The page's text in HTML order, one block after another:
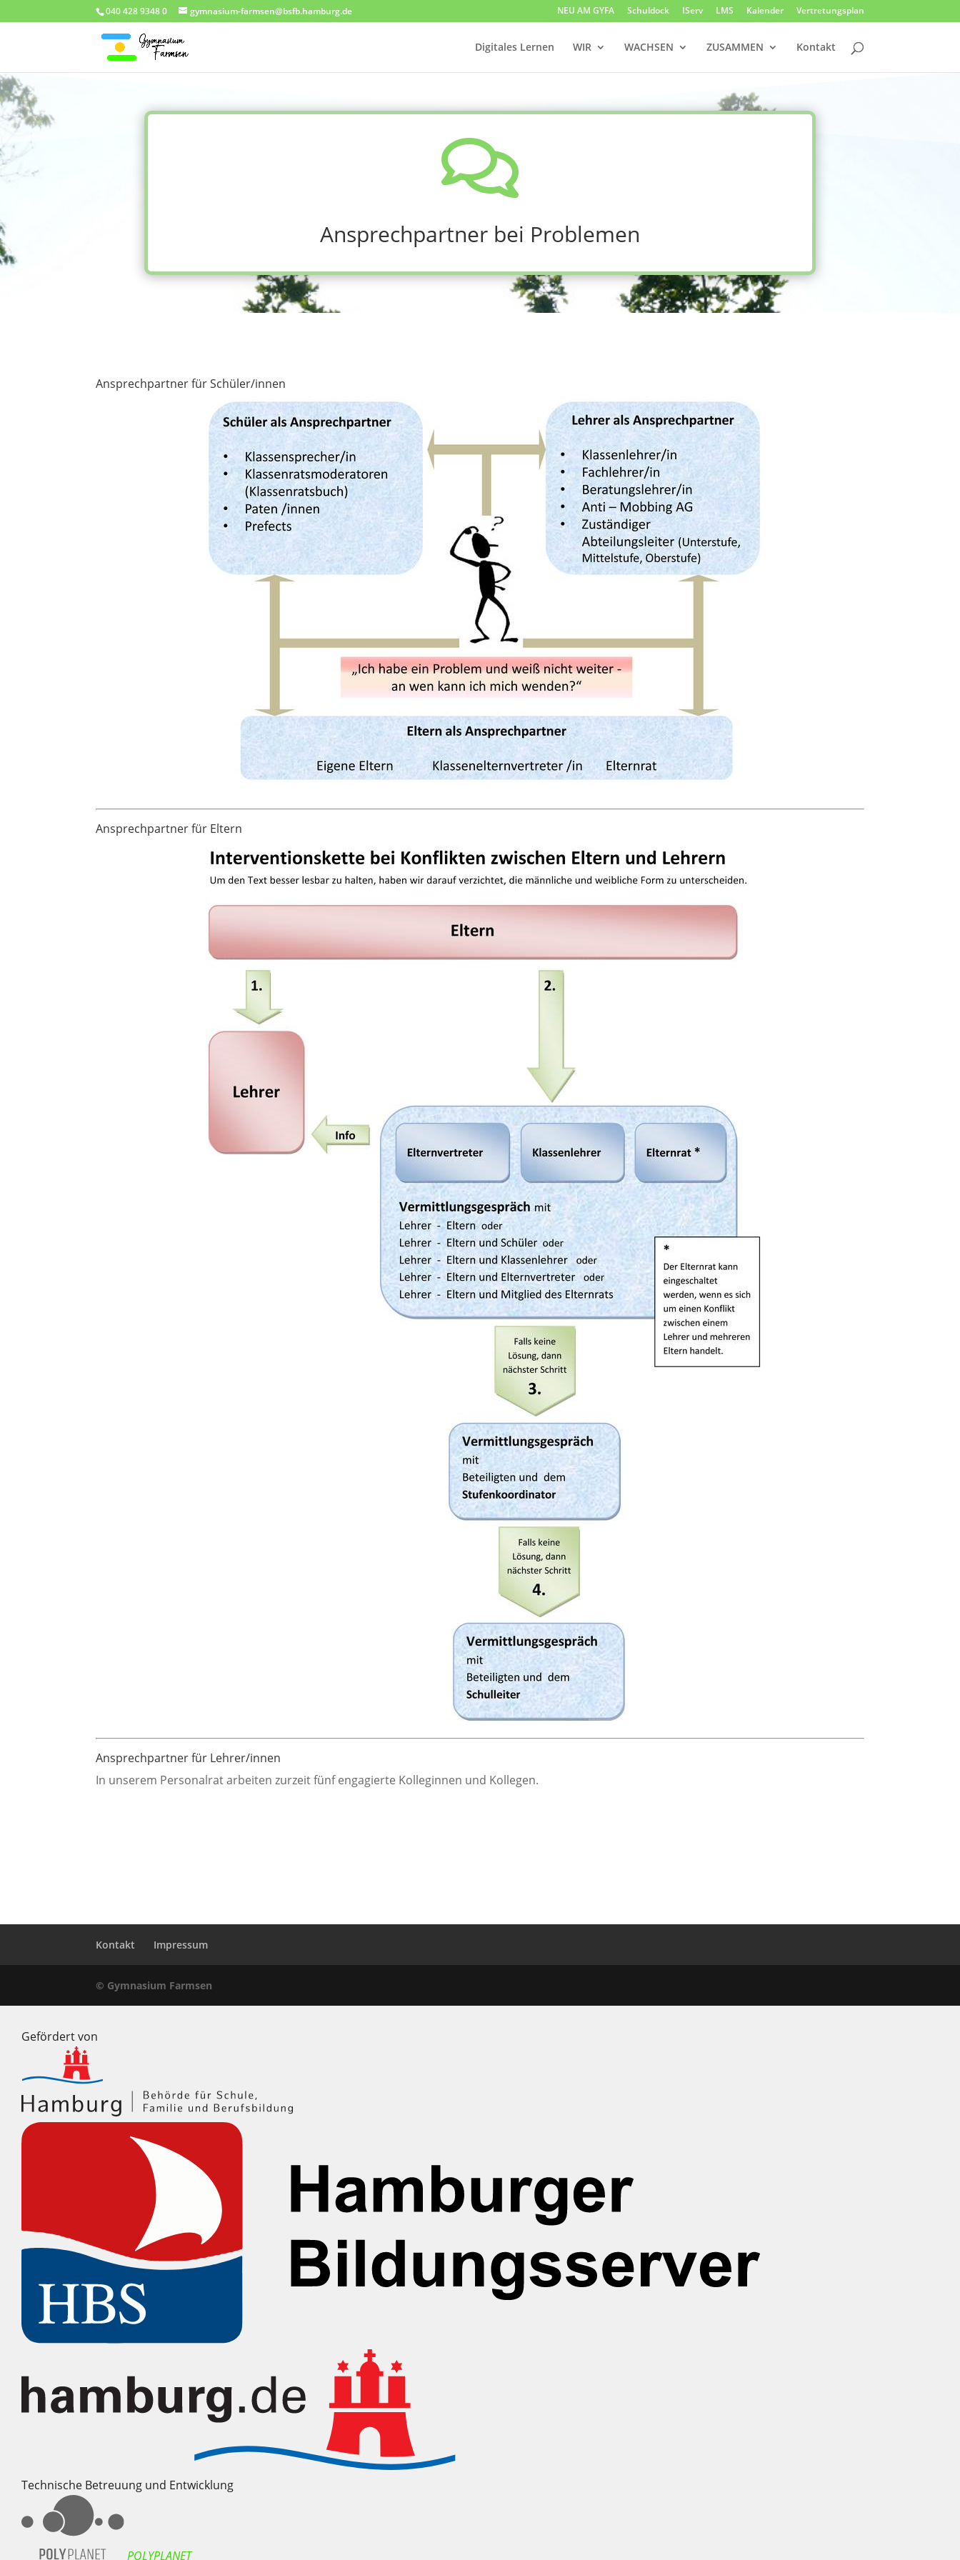
040 428 9348 0 gymnasium-farmsen@bsfb.hamburg.de NEU AM GYFA Schuldock IServ LMS Kalender Vertretungsplan
Digitales Lernen WIR WACHSEN ZUSAMMEN Kontakt

Ansprechpartner bei Problemen
Ansprechpartner für Schüler/innen
Ansprechpartner für Eltern
Ansprechpartner für Lehrer/innen
In unserem Personalrat arbeiten zurzeit fünf engagierte Kolleginnen und Kollegen.
Kontakt Impressum
© Gymnasium Farmsen
Gefördert von
Technische Betreuung und Entwicklung
POLYPLANET